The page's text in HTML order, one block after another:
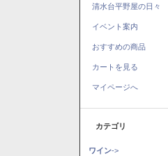
清水台平野屋の日々
イベント案内
おすすめの商品
カートを見る
マイページへ
カテゴリ
ワイン->